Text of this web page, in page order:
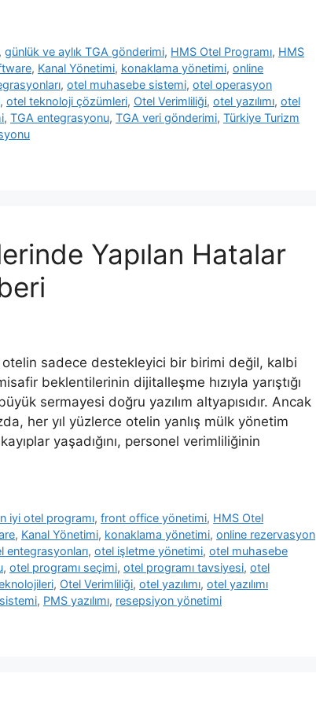
,günlük ve aylık TGA gönderimi, HMS Otel Programı, HMS
, Kanal Yönetimi, konaklama yönetimi, online
, otel muhasebe sistemi, otel operasyon
, otel teknoloji çözümleri, Otel Verimliliği, otel yazılımı, otel
, TGA entegrasyonu, TGA veri gönderimi, Türkiye Turizm
Yapılan Hatalar
sadece destekleyici bir birimi değil, kalbi
beklentilerinin dijitalleşme hızıyla yarıştığı
sermayesi doğru yazılım altyapısıdır. Ancak
her yıl yüzlerce otelin yanlış mülk yönetim
yaşadığını, personel verimliliğinin
iyi otel programı,front office yönetimi, HMS Otel
, Kanal Yönetimi, konaklama yönetimi, online rezervasyon
entegrasyonları, otel işletme yönetimi, otel muhasebe
, otel programı seçimi, otel programı tavsiyesi, otel
, Otel Verimliliği, otel yazılımı, otel yazılımı
, PMS yazılımı, resepsiyon yönetimi